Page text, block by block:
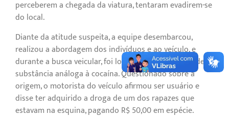
perceberem a chegada da viatura, tentaram evadirem-se
do local.
Diante da atitude suspeita, a equipe desembarcou,
realizou a abordagem dos indivíduos e ao veículo, e
durante a busca veicular, foi localizada uma porção de
substância análoga à cocaína. Questionado sobre a
origem, o motorista do veículo afirmou ser usuário e
disse ter adquirido a droga de um dos rapazes que
estavam na esquina, pagando R$ 50,00 em espécie.